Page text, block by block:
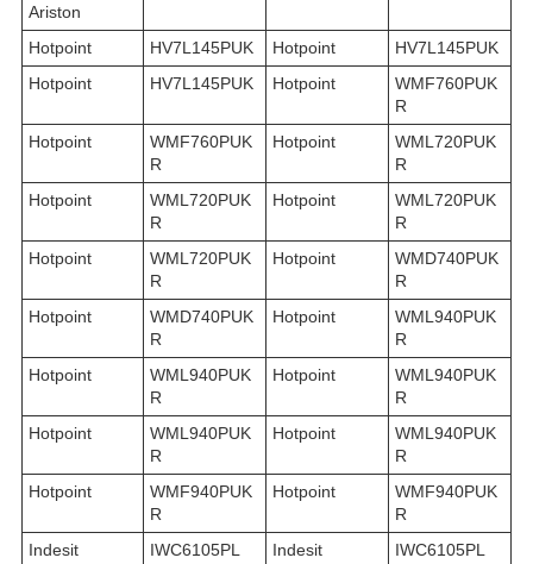
Ariston
Hotpoint HV7L145PUK Hotpoint
HV7L145PUK
Hotpoint
HV7L145PUK Hotpoint
WMF760PUK
R
Hotpoint
WMF760PUK
R
Hotpoint
WML720PUK
R
Hotpoint
WML720PUK
R
Hotpoint
WML720PUK
R
Hotpoint
WML720PUK
R
Hotpoint
WMD740PUK
R
Hotpoint
WMD740PUK
R
Hotpoint
WML940PUK
R
Hotpoint
WML940PUK
R
Hotpoint
WML940PUK
R
Hotpoint
WML940PUK
R
Hotpoint
WML940PUK
R
Hotpoint
WMF940PUK
R
Hotpoint
WMF940PUK
R
Indesit
IWC6105PL Indesit
IWC6105PL